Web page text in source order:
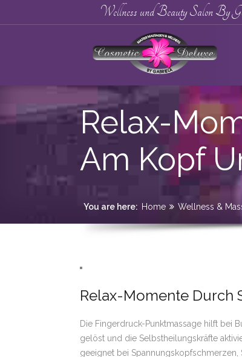
Wellness und Beauty Salon By
Relax-
Am Kopf
You are here: Home Wellness &
Relax-Momente Durch
Die Fingerdruck-Punktmassage hilft bei
gelöst und die Selbstheilungskräfte
geeignet bei Spannungskopfschmerzen,